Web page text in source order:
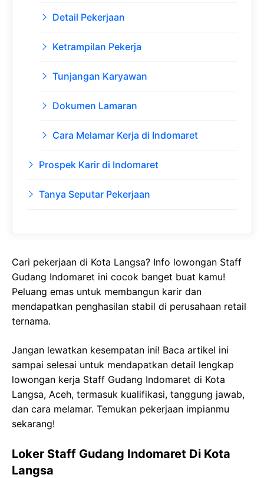
Detail Pekerjaan
Ketrampilan Pekerja
Tunjangan Karyawan
Dokumen Lamaran
Cara Melamar Kerja di Indomaret
Prospek Karir di Indomaret
Tanya Seputar Pekerjaan
Cari pekerjaan di Kota Langsa? Info lowongan Staff
Gudang Indomaret ini cocok banget buat kamu!
Peluang emas untuk membangun karir dan
mendapatkan penghasilan stabil di perusahaan retail
ternama.
Jangan lewatkan kesempatan ini! Baca artikel ini
sampai selesai untuk mendapatkan detail lengkap
lowongan kerja Staff Gudang Indomaret di Kota
Langsa, Aceh, termasuk kualifikasi, tanggung jawab,
dan cara melamar. Temukan pekerjaan impianmu
sekarang!
Loker Staff Gudang Indomaret Di Kota
Langsa